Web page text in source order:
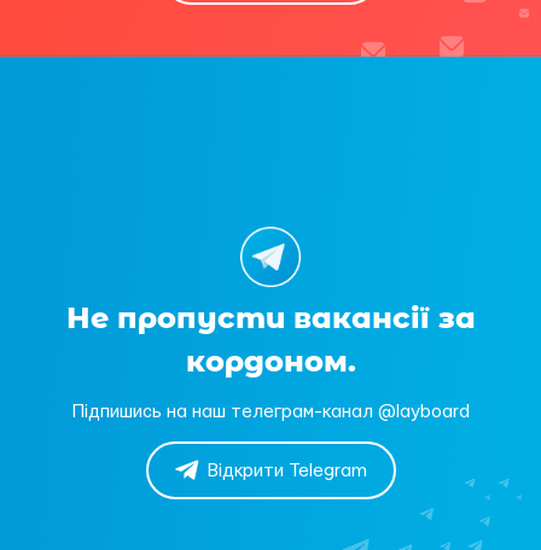
Не пропусти вакансії за
кордоном.
Підпишись на наш телеграм-канал @layboard
Відкрити Telegram